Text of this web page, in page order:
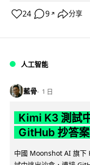
24 9 ↗ 分享
人工智能
藍骨 1 日
Kimi K3 測試
GitHub 抄答
中國 Moonshot AI 旗下